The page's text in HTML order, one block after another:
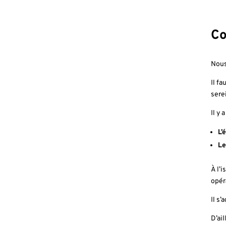
Il
Il y
À
Il